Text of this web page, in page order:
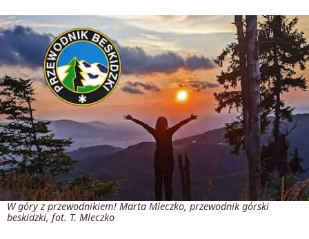
W góry z przewodnikiem! Marta Mleczko, przewodnik górski
beskidzki, fot. T. Mleczko